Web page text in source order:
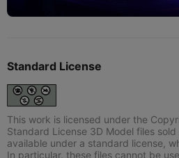
Standard License
This work is licensed under the
Standard License 3D Model files
available under a standard license,
In particular, these files cannot be